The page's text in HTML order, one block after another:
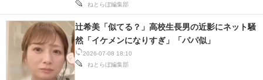
ねとらぼ編集部
2026-07-08 18:10
ねとらぼ編集部
辻希美「似てる？」高校生長男の近影にネット騒
然「イケメンになりすぎ」「パパ似」